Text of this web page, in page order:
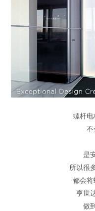
螺杆
不
是
所以很
都会
亨世
做